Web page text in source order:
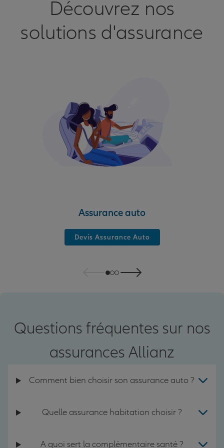
Découvrez nos
solutions d'assurance
Assurance auto
Devis Assurance Auto
Questions fréquentes sur nos
assurances Allianz
Comment bien choisir son assurance auto ?
Quelle assurance habitation choisir ?
A quoi sert la complémentaire santé ?